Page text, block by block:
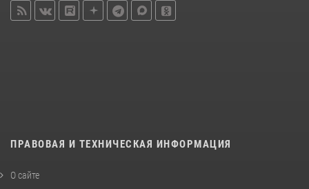
ПРАВОВАЯ И ТЕХНИЧЕСКАЯ ИНФОРМАЦИЯ
О сайте